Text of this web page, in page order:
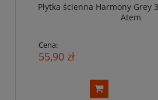
Płytka ścienna Harmony Grey
Atem
Cena:
55,90 zł